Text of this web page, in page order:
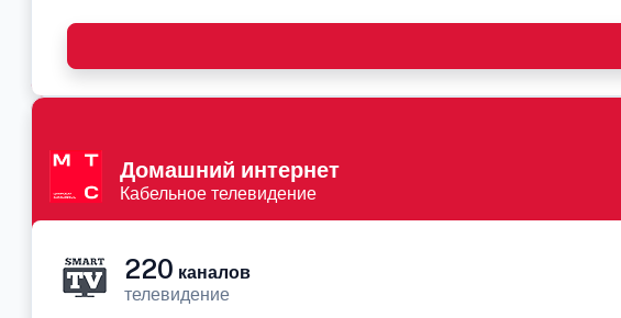
Домашний интернет
Кабельное телевидение
220 каналов
телевидение